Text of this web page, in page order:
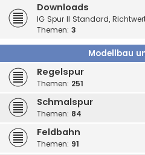
Downloads
IG Spur II Standard,
Themen: 3
Modellbau
Regelspur
Themen: 251
Schmalspur
Themen: 84
Feldbahn
Themen: 91